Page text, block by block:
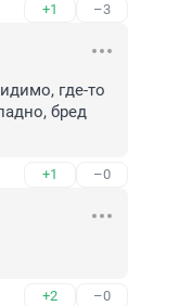
+1 –3
где-то
бред
+1 –0
+2 –0